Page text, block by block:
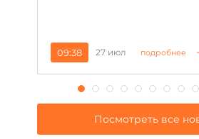
09:38 27 июл подробнее
Посмотреть все